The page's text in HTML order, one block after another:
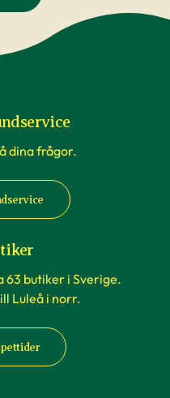
dina frågor.
63 butiker i Sverige.
Luleå i norr.